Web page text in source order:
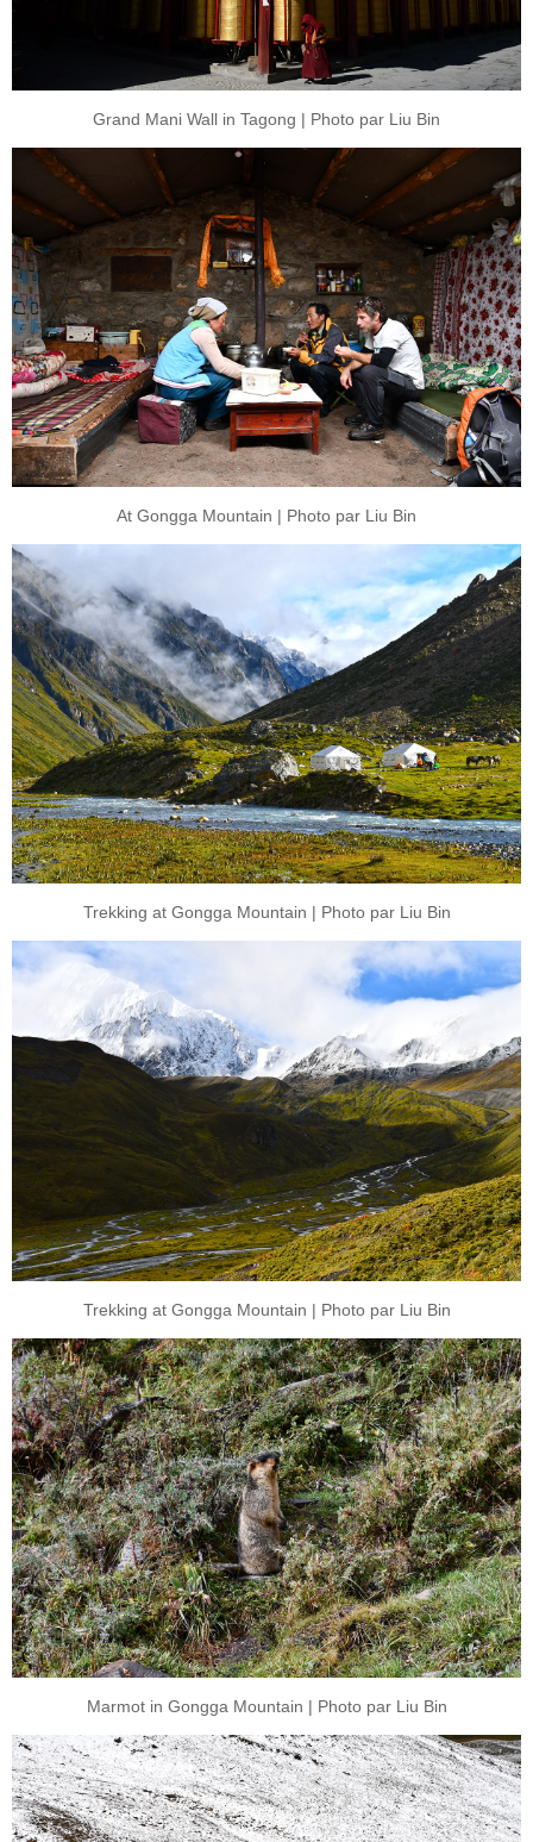
Grand Mani Wall in Tagong | Photo par Liu Bin
At Gongga Mountain | Photo par Liu Bin
Trekking at Gongga Mountain | Photo par Liu Bin
Trekking at Gongga Mountain | Photo par Liu Bin
Marmot in Gongga Mountain | Photo par Liu Bin